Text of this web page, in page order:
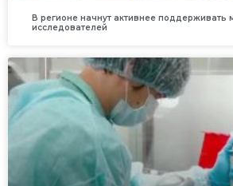
В регионе начнут активнее поддерживать
исследователей